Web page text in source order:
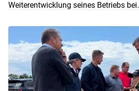
Weiterentwicklung seines Betriebs bei.